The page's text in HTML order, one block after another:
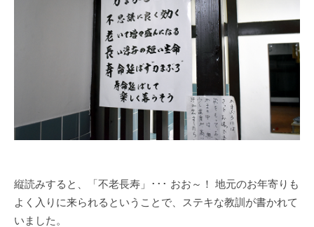
縦読みすると、「不老長寿」･･･ おお～！ 地元のお年寄りも
よく入りに来られるということで、ステキな教訓が書かれて
いました。